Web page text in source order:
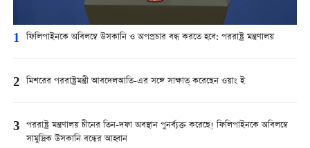
1 ফিলিপাইনকে অবিলম্বে উসকানি ও অপপ্রচার বন্ধ করতে হবে: পররাষ্ট্র মন্ত্রণালয়
2 মিশরের পররাষ্ট্রমন্ত্রী আবদেলআতি-এর সঙ্গে সাক্ষাত্ করেছেন ওয়াং ই
3 পররাষ্ট্র মন্ত্রণালয় চীনের তিন-দফা অবস্থান পুনর্ব্যক্ত করেছে! ফিলিপাইনকে অবিলম্বে
সামুদ্রিক উসকানি বন্ধের আহ্বান